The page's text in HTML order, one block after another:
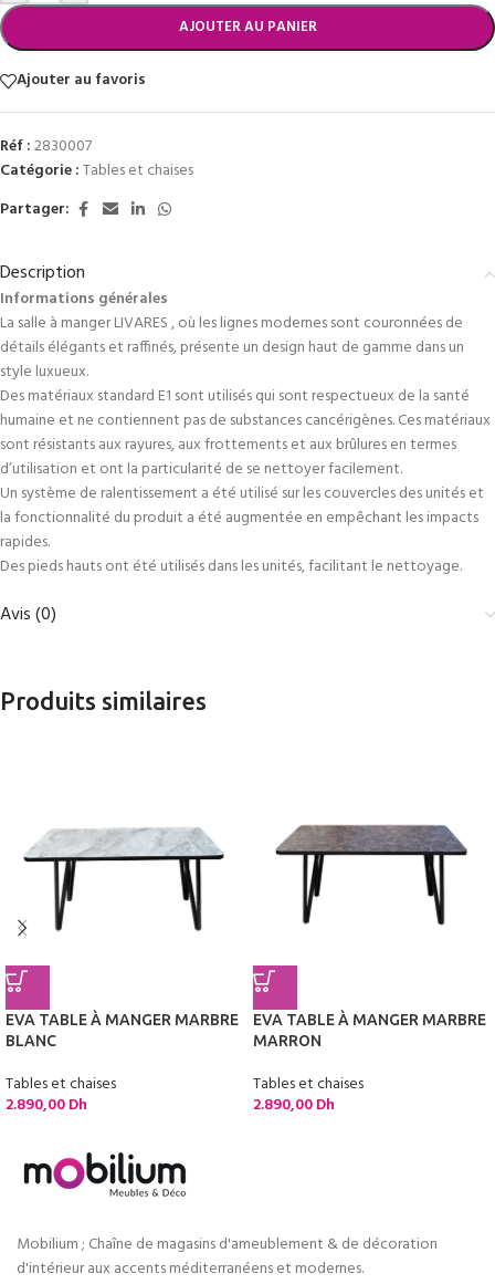
AJOUTER AU PANIER
Ajouter au favoris
Réf :2830007
Catégorie :Tables et chaises
Partager:
Description
Informations générales
La salle à manger LIVARES , où les lignes modernes sont couronnées de
détails élégants et raffinés, présente un design haut de gamme dans un
style luxueux.
Des matériaux standard E1 sont utilisés qui sont respectueux de la santé
humaine et ne contiennent pas de substances cancérigènes. Ces matériaux
sont résistants aux rayures, aux frottements et aux brûlures en termes
d’utilisation et ont la particularité de se nettoyer facilement.
Un système de ralentissement a été utilisé sur les couvercles des unités et
la fonctionnalité du produit a été augmentée en empêchant les impacts
rapides.
Des pieds hauts ont été utilisés dans les unités, facilitant le nettoyage.
Avis (0)
Produits similaires
EVA TABLE À MANGER MARBRE
BLANC
Tables et chaises
2.890,00Dh
EVA TABLE À MANGER MARBRE
MARRON
Tables et chaises
2.890,00Dh
Mobilium ; Chaîne de magasins d'ameublement & de décoration
d'intérieur aux accents méditerranéens et modernes.